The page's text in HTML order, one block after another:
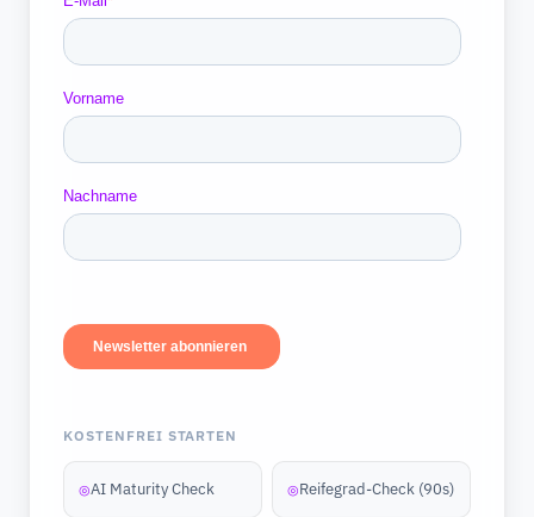
KOSTENFREI STARTEN
◎AI Maturity Check ◎Reifegrad-Check (90s)